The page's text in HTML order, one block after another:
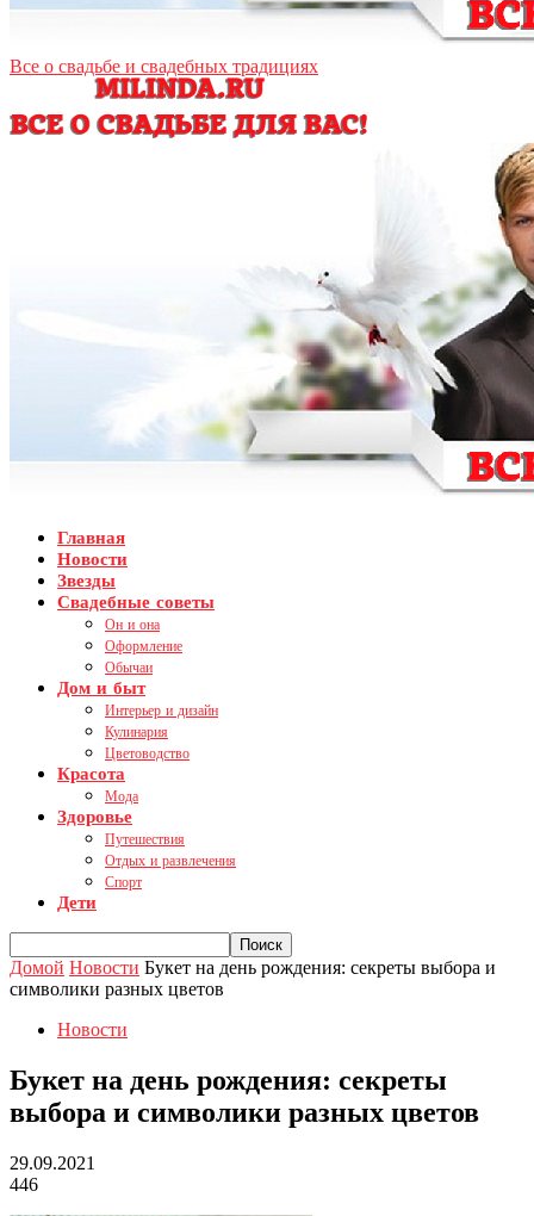
Все о свадьбе и свадебных традициях
Главная
Новости
Звезды
Свадебные советы
Он и она
Оформление
Обычаи
Дом и быт
Интерьер и дизайн
Кулинария
Цветоводство
Красота
Мода
Здоровье
Путешествия
Отдых и развлечения
Спорт
Дети
Домой Новости Букет на день рождения: секреты выбора и
символики разных цветов
Новости
Букет на день рождения: секреты
выбора и символики разных цветов
29.09.2021
446